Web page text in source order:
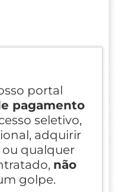
portal
pagamento
seletivo,
adquirir
ou qualquer
não
golpe.